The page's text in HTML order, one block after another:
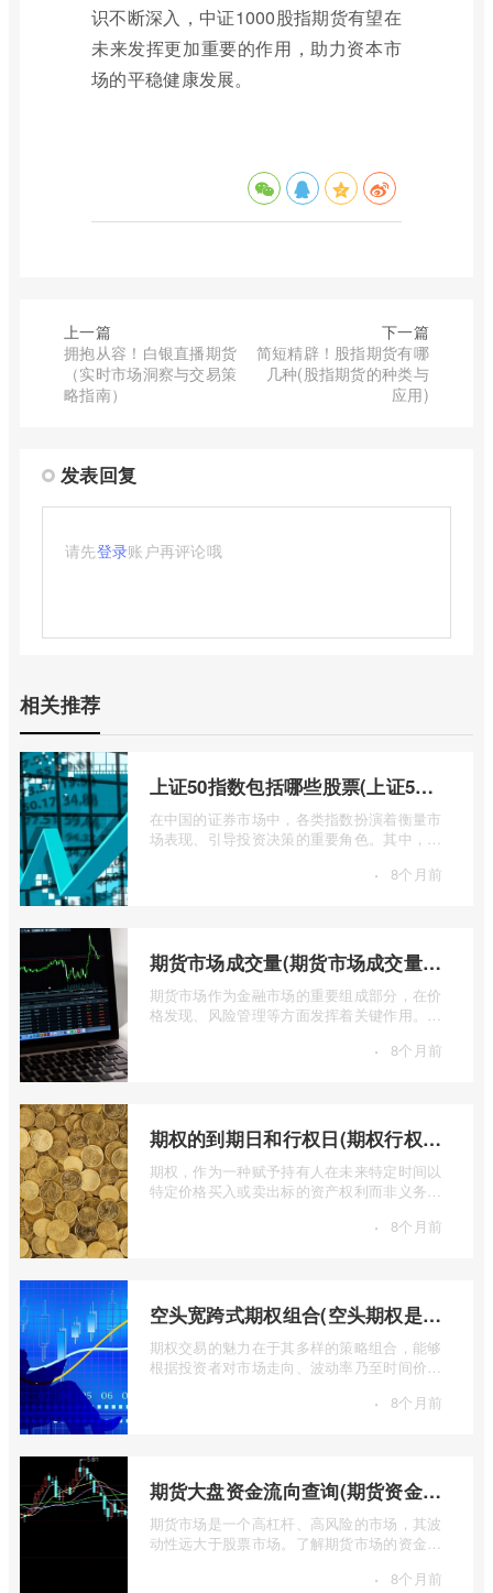
识不断深入，中证1000股指期货有望在
未来发挥更加重要的作用，助力资本市
场的平稳健康发展。
上一篇
拥抱从容！白银直播期货
（实时市场洞察与交易策
略指南）
下一篇
简短精辟！股指期货有哪
几种(股指期货的种类与
应用)
发表回复
请先登录账户再评论哦
相关推荐
上证50指数包括哪些股票(上证50指数包含哪些股票)
在中国的证券市场中，各类指数扮演着衡量市
场表现、引导投资决策的重要角色。其中，上
· 8个月前
期货市场成交量(期货市场成交量萎缩)
期货市场作为金融市场的重要组成部分，在价
格发现、风险管理等方面发挥着关键作用。近
· 8个月前
期权的到期日和行权日(期权行权日到期虚值期权都将清零)
期权，作为一种赋予持有人在未来特定时间以
特定价格买入或卖出标的资产权利而非义务的
· 8个月前
空头宽跨式期权组合(空头期权是什么意思)
期权交易的魅力在于其多样的策略组合，能够
根据投资者对市场走向、波动率乃至时间价值
· 8个月前
期货大盘资金流向查询(期货资金流向查询)
期货市场是一个高杠杆、高风险的市场，其波
动性远大于股票市场。了解期货市场的资金流
· 8个月前